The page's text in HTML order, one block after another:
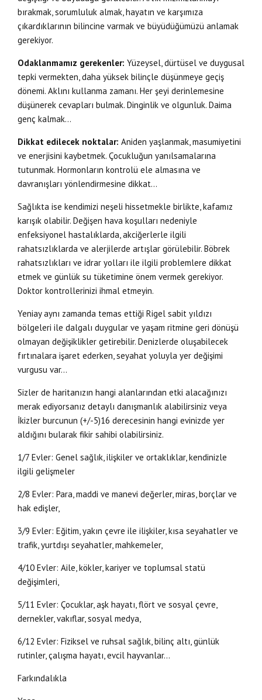
bırakmak, sorumluluk almak, hayatın ve karşımıza
çıkardıklarının bilincine varmak ve büyüdüğümüzü anlamak
gerekiyor.
Odaklanmamız gerekenler: Yüzeysel, dürtüsel ve duygusal
tepki vermekten, daha yüksek bilinçle düşünmeye geçiş
dönemi. Aklını kullanma zamanı. Her şeyi derinlemesine
düşünerek cevapları bulmak. Dinginlik ve olgunluk. Daima
genç kalmak…
Dikkat edilecek noktalar: Aniden yaşlanmak, masumiyetini
ve enerjisini kaybetmek. Çocukluğun yanılsamalarına
tutunmak. Hormonların kontrolü ele almasına ve
davranışları yönlendirmesine dikkat…
Sağlıkta ise kendimizi neşeli hissetmekle birlikte, kafamız
karışık olabilir. Değişen hava koşulları nedeniyle
enfeksiyonel hastalıklarda, akciğerlerle ilgili
rahatsızlıklarda ve alerjilerde artışlar görülebilir. Böbrek
rahatsızlıkları ve idrar yolları ile ilgili problemlere dikkat
etmek ve günlük su tüketimine önem vermek gerekiyor.
Doktor kontrollerinizi ihmal etmeyin.
Yeniay aynı zamanda temas ettiği Rigel sabit yıldızı
bölgeleri ile dalgalı duygular ve yaşam ritmine geri dönüşü
olmayan değişiklikler getirebilir. Denizlerde oluşabilecek
fırtınalara işaret ederken, seyahat yoluyla yer değişimi
vurgusu var…
Sizler de haritanızın hangi alanlarından etki alacağınızı
merak ediyorsanız detaylı danışmanlık alabilirsiniz veya
İkizler burcunun (+/-5)16 derecesinin hangi evinizde yer
aldığını bularak fikir sahibi olabilirsiniz.
1/7 Evler: Genel sağlık, ilişkiler ve ortaklıklar, kendinizle
ilgili gelişmeler
2/8 Evler: Para, maddi ve manevi değerler, miras, borçlar ve
hak edişler,
3/9 Evler: Eğitim, yakın çevre ile ilişkiler, kısa seyahatler ve
trafik, yurtdışı seyahatler, mahkemeler,
4/10 Evler: Aile, kökler, kariyer ve toplumsal statü
değişimleri,
5/11 Evler: Çocuklar, aşk hayatı, flört ve sosyal çevre,
dernekler, vakıflar, sosyal medya,
6/12 Evler: Fiziksel ve ruhsal sağlık, bilinç altı, günlük
rutinler, çalışma hayatı, evcil hayvanlar…
Farkındalıkla